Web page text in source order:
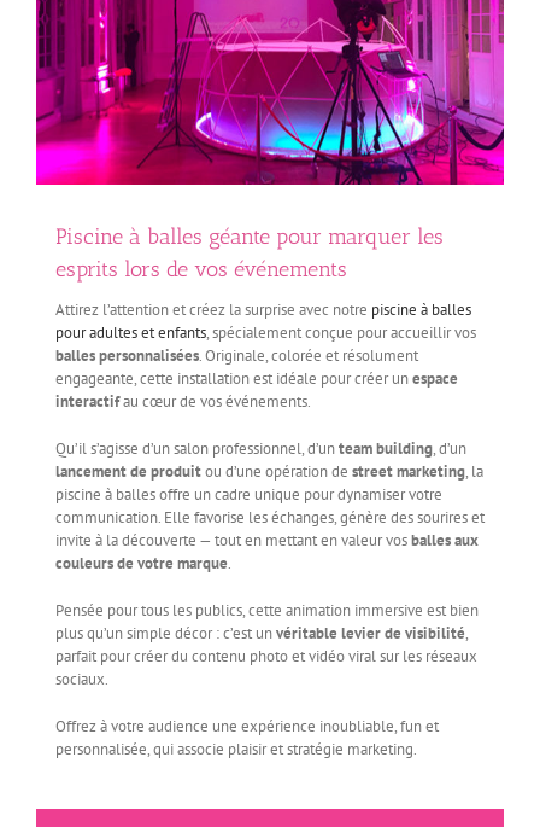
Piscine à balles géante pour marquer les
esprits lors de vos événements
Attirez l’attention et créez la surprise avec notre piscine à balles
pour adultes et enfants, spécialement conçue pour accueillir vos
balles personnalisées. Originale, colorée et résolument
engageante, cette installation est idéale pour créer unespace
interactifau cœur de vos événements.
Qu’il s’agisse d’un salon professionnel, d’unteam building, d’un
lancement de produitou d’une opération de street marketing, la
piscine à balles offre un cadre unique pour dynamiser votre
communication. Elle favorise les échanges, génère des sourires et
invite à la découverte — tout en mettant en valeur vosballes aux
couleurs de votre marque.
Pensée pour tous les publics, cette animation immersive est bien
plus qu’un simple décor : c’est unvéritable levier de visibilité,
parfait pour créer du contenu photo et vidéo viral sur les réseaux
sociaux.
Offrez à votre audience une expérience inoubliable, fun et
personnalisée, qui associe plaisir et stratégie marketing.